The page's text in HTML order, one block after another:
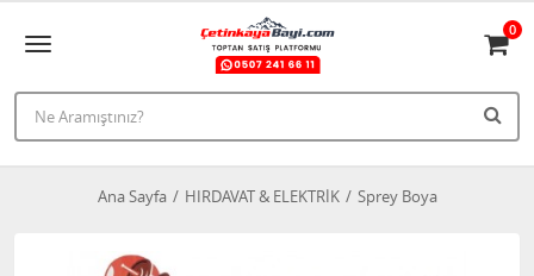
0
Ana Sayfa HIRDAVAT & ELEKTRİK Sprey Boya